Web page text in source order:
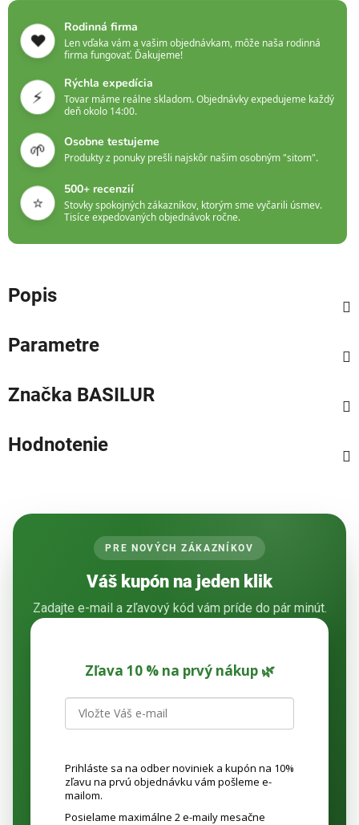
❤️
Rodinná firma
Len vďaka vám a vašim objednávkam, môže naša rodinná
firma fungovať. Ďakujeme!
⚡
Rýchla expedícia
Tovar máme reálne skladom. Objednávky expedujeme každý
deň okolo 14:00.
🌱 Osobne testujeme
Produkty z ponuky prešli najskôr našim osobným "sitom".
⭐
500+ recenzií
Stovky spokojných zákazníkov, ktorým sme vyčarili úsmev.
Tisíce expedovaných objednávok ročne.
Popis
Parametre
Značka BASILUR
Hodnotenie
PRE NOVÝCH ZÁKAZNÍKOV
Váš kupón na jeden klik
Zadajte e-mail a zľavový kód vám príde do pár minút.
Zľava 10 % na prvý nákup 🌿
Prihláste sa na odber noviniek a kupón na 10%
zľavu na prvú objednávku vám pošleme e-
mailom.
Posielame maximálne 2 e-maily mesačne